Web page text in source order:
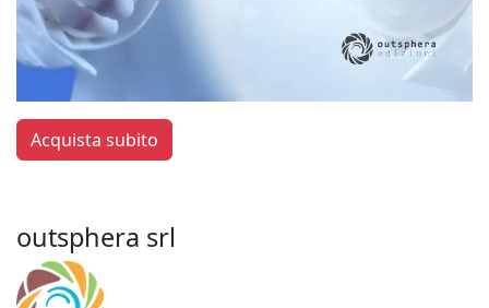
Acquista subito
outsphera srl